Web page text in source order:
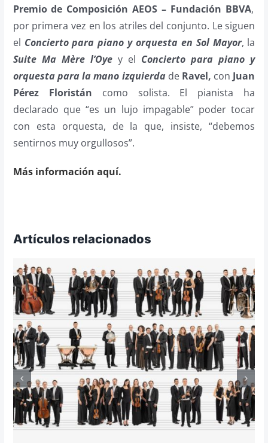
Premio de Composición AEOS – Fundación BBVA,
por primera vez en los atriles del conjunto. Le siguen
el Concierto para piano y orquesta en Sol Mayor, la
Suite Ma Mère l’Oyey el Concierto para piano y
orquesta para la mano izquierdade Ravel, con Juan
Pérez Floristán como solista. El pianista ha
declarado que “es un lujo impagable” poder tocar
con esta orquesta, de la que, insiste, “debemos
sentirnos muy orgullosos”.
Más información aquí.
Artículos relacionados